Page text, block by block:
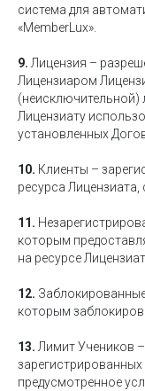
система для
«MemberLux».
9. Лицензия –
Лицензиаром
(неисключительной)
Лицензиату
установленных
10. Клиенты –
ресурса
11.
которым
на ресурсе
12.
которым
13. Лимит Учеников
зарегистрированных
предусмотренное